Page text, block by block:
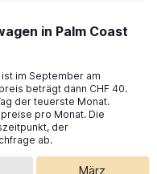
in Palm Coast
im September am
beträgt dann CHF 40.
der teuerste Monat.
pro Monat. Die
der
ab.
März